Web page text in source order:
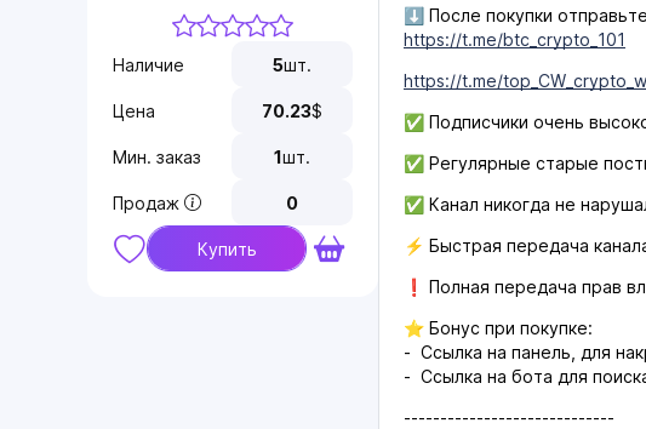
Наличие 5шт.
Цена 70.23$
Мин. заказ 1шт.
Продаж 0
Купить
⬇️ После покупки
https://t.me/btc_crypto_101
https://t.me/
✅ Подписчики очень
✅ Регулярные старые
✅ Канал никогда не
⚡️ Быстрая передача
❗️ Полная передача прав
⭐️ Бонус при покупке:
- Ссылка на панель, для
- Ссылка на бота для
-----------------------------